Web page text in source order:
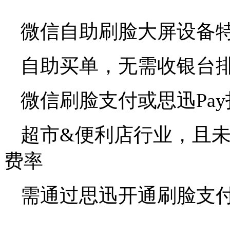
微信自助刷脸大屏设备
自助买单，无需收银台
微信刷脸支付或思迅
超市&便利店行业，且
费率
需通过思迅开通刷脸支